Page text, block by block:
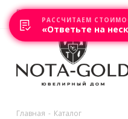
Главная Акции
Главная - Каталог
РАССЧИТАЕМ
«Ответьте на